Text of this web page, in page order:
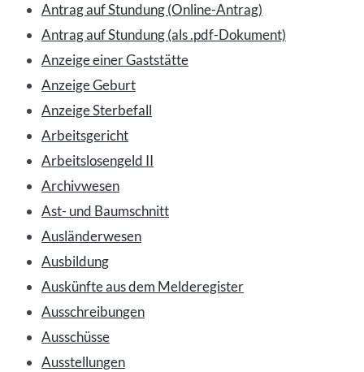
Antrag auf Stundung (Online-Antrag)
Antrag auf Stundung (als .pdf-Dokument)
Anzeige einer Gaststätte
Anzeige Geburt
Anzeige Sterbefall
Arbeitsgericht
Arbeitslosengeld II
Archivwesen
Ast- und Baumschnitt
Ausländerwesen
Ausbildung
Auskünfte aus dem Melderegister
Ausschreibungen
Ausschüsse
Ausstellungen